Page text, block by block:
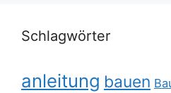
Schlagwörter
anleitung bauen